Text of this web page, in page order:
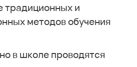
традиционных и
методов обучения
в школе проводятся